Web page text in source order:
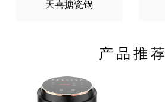
天喜搪瓷锅
产品推荐